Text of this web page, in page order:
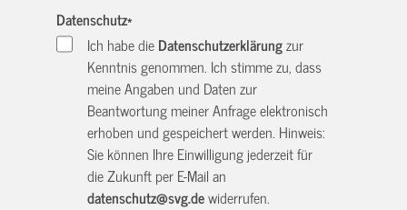
Datenschutz*
Ich habe dieDatenschutzerklärungzur
Kenntnis genommen. Ich stimme zu, dass
meine Angaben und Daten zur
Beantwortung meiner Anfrage elektronisch
erhoben und gespeichert werden. Hinweis:
Sie können Ihre Einwilligung jederzeit für
die Zukunft per E-Mail an
datenschutz@svg.dewiderrufen.